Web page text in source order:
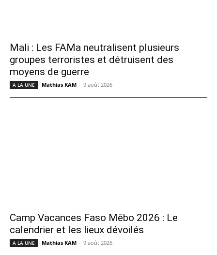
Mali : Les FAMa neutralisent plusieurs
groupes terroristes et détruisent des
moyens de guerre
A LA UNE Mathias KAM - 9 août 2026
Camp Vacances Faso Mêbo 2026 : Le
calendrier et les lieux dévoilés
A LA UNE Mathias KAM - 9 août 2026